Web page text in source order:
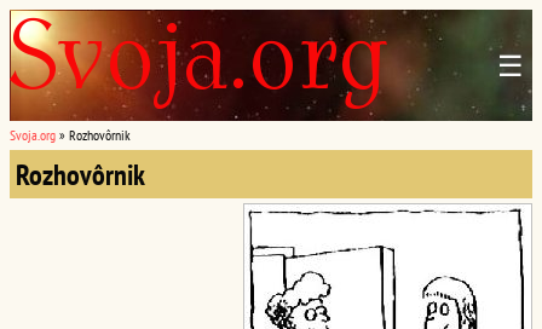
☰
Svoja.org » Rozhovôrnik
Rozhovôrnik